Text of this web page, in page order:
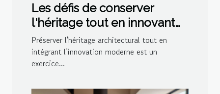
Les défis de conserver
l'héritage tout en innovant
dans l'architecture
Préserver l'héritage architectural tout en
intégrant l’innovation moderne est un
exercice...